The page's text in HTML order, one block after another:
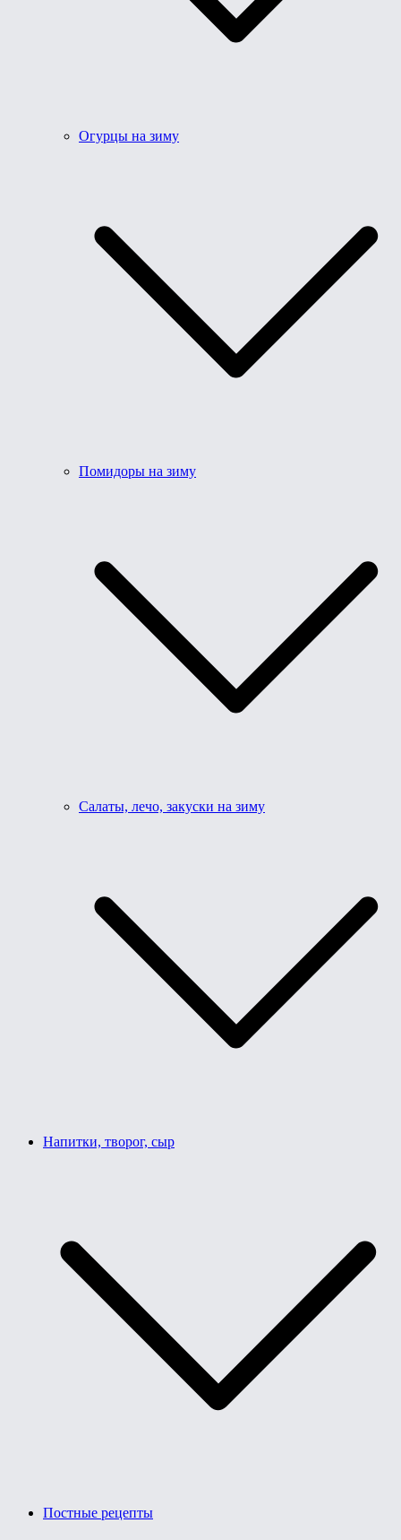
Огурцы на зиму
Помидоры на зиму
Салаты, лечо, закуски на зиму
Напитки, творог, сыр
Постные рецепты